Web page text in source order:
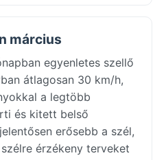
március
egyenletes szellő
átlagosan 30 km/h,
a legtöbb
és kitett belső
erősebb a szél,
érzékeny terveket